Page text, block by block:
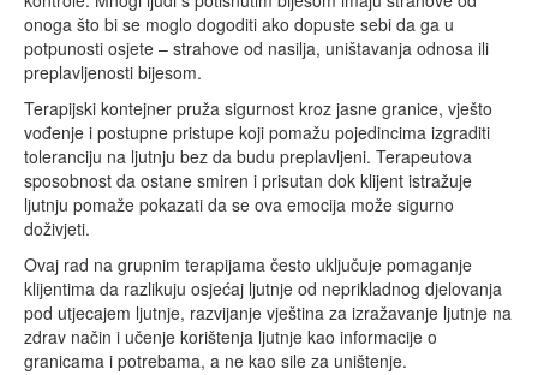
onoga što bi se moglo dogoditi ako dopuste sebi da ga u
potpunosti osjete – strahove od nasilja, uništavanja odnosa ili
preplavljenosti bijesom.
Terapijski kontejner pruža sigurnost kroz jasne granice, vješto
vođenje i postupne pristupe koji pomažu pojedincima izgraditi
toleranciju na ljutnju bez da budu preplavljeni. Terapeutova
sposobnost da ostane smiren i prisutan dok klijent istražuje
ljutnju pomaže pokazati da se ova emocija može sigurno
doživjeti.
Ovaj rad na grupnim terapijama često uključuje pomaganje
klijentima da razlikuju osjećaj ljutnje od neprikladnog djelovanja
pod utjecajem ljutnje, razvijanje vještina za izražavanje ljutnje na
zdrav način i učenje korištenja ljutnje kao informacije o
granicama i potrebama, a ne kao sile za uništenje.